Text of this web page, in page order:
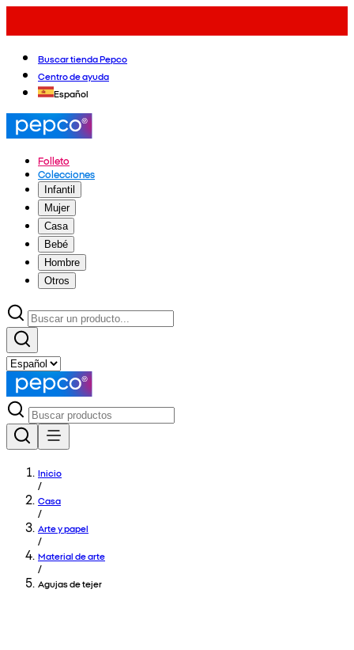
Buscar tienda Pepco
Centro de ayuda
Español
Folleto
Colecciones
Infantil
Mujer
Casa
Bebé
Hombre
Otros
Inicio
/
Casa
/
Arte y papel
/
Material de arte
/
Agujas de tejer